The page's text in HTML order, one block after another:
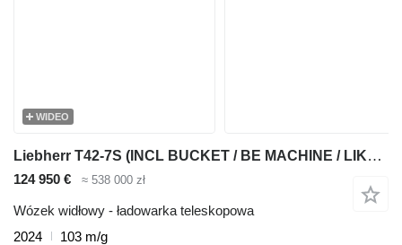
WIDEO
Liebherr T42-7S (INCL BUCKET / BE MACHINE / LIKE NEW / 7M HEIGHT / 4X4 /
124 950 € ≈ 538 000 zł
Wózek widłowy - ładowarka teleskopowa
2024
103 m/g